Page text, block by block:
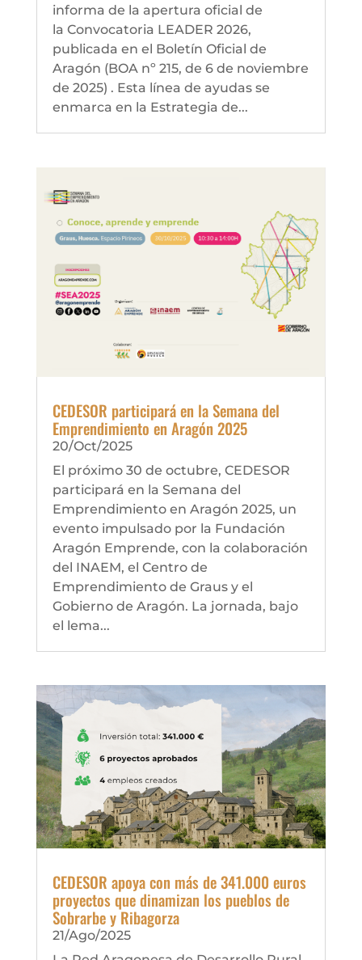
informa de la apertura oficial de
la Convocatoria LEADER 2026,
publicada en el Boletín Oficial de
Aragón (BOA nº 215, de 6 de noviembre
de 2025) . Esta línea de ayudas se
enmarca en la Estrategia de...
CEDESOR participará en la Semana del
Emprendimiento en Aragón 2025
20/Oct/2025
El próximo 30 de octubre, CEDESOR
participará en la Semana del
Emprendimiento en Aragón 2025, un
evento impulsado por la Fundación
Aragón Emprende, con la colaboración
del INAEM, el Centro de
Emprendimiento de Graus y el
Gobierno de Aragón. La jornada, bajo
el lema...
CEDESOR apoya con más de 341.000 euros
proyectos que dinamizan los pueblos de
Sobrarbe y Ribagorza
21/Ago/2025